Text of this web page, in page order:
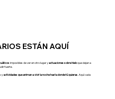
ESTÁN AQUÍ
imposibles de ver en otro lugar yactuaciones sobre hieloque dejan a
fuerte.
yactividades que animan a vivir la noche hasta donde tú quieras. Aquí cada